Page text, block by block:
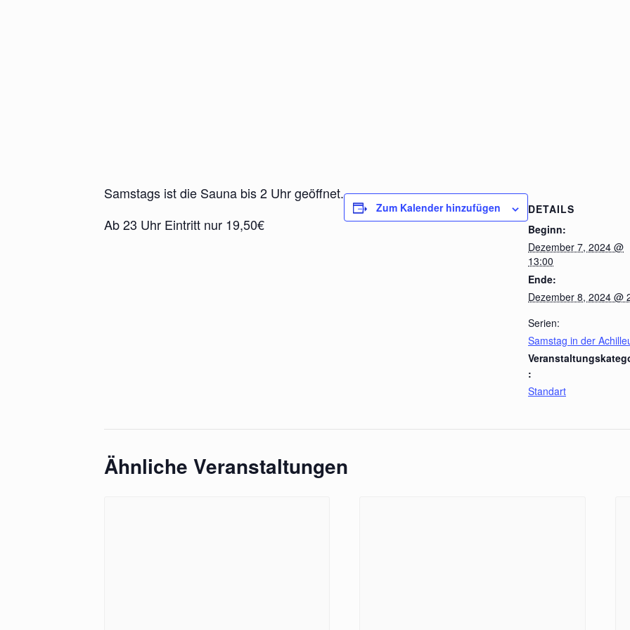
Samstags ist die Sauna bis 2 Uhr geöffnet.
Ab 23 Uhr Eintritt nur 19,50€
Zum Kalender hinzufügen
DETAILS
Beginn:
Dezember 7, 2024 @
13:00
Ende:
Dezember 8, 2024 @
Serien:
Samstag in der
:
Standart
Ähnliche Veranstaltungen